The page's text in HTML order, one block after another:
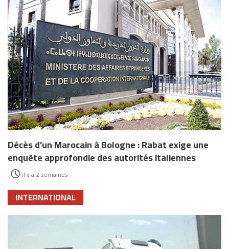
Décès d’un Marocain à Bologne : Rabat exige une
enquête approfondie des autorités italiennes
il y a 2 semaines
INTERNATIONAL